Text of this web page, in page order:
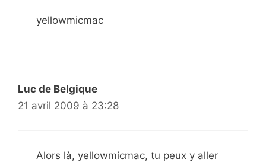
yellowmicmac
Luc de Belgique
21 avril 2009 à 23:28
Alors là, yellowmicmac, tu peux y aller